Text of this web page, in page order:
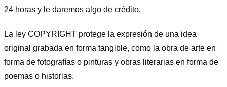
24 horas y le daremos algo de crédito.
La ley COPYRIGHT protege la expresión de una idea
original grabada en forma tangible, como la obra de arte en
forma de fotografías o pinturas y obras literarias en forma de
poemas o historias.